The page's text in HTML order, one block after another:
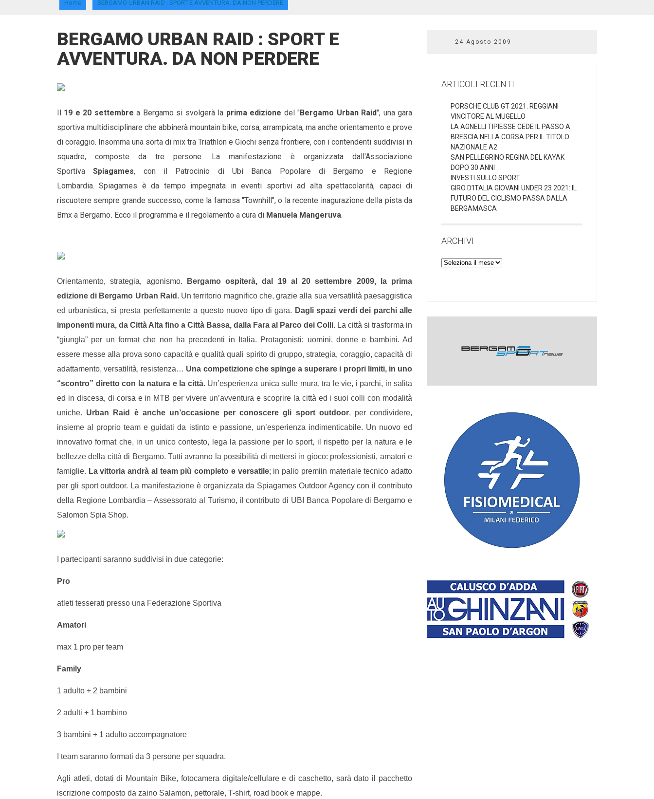
Home BERGAMO URBAN RAID : SPORT E AVVENTURA. DA NON PERDERE
BERGAMO URBAN RAID : SPORT E
AVVENTURA. DA NON PERDERE
Il 19 e 20 settembre a Bergamo si svolgerà la prima edizione del "Bergamo Urban Raid", una gara
sportiva multidisciplinare che abbinerà mountain bike, corsa, arrampicata, ma anche orientamento e prove
di coraggio. Insomma una sorta di mix tra Triathlon e Giochi senza frontiere, con i contendenti suddivisi in
squadre, composte da tre persone. La manifestazione è organizzata dall'Associazione
SportivaSpiagames, con il Patrocinio di Ubi Banca Popolare di Bergamo e Regione
Lombardia. Spiagames è da tempo impegnata in eventi sportivi ad alta spettacolarità, capaci di
riscuotere sempre grande successo, come la famosa "Townhill", o la recente inagurazione della pista da
Bmx a Bergamo. Ecco il programma e il regolamento a cura di Manuela Mangeruva.
Orientamento, strategia, agonismo.
Bergamo ospiterà, dal 19 al 20 settembre 2009, la prima
edizione di Bergamo Urban Raid.Un territorio magnifico che, grazie alla sua versatilità paesaggistica
ed urbanistica, si presta perfettamente a questo nuovo tipo di gara. Dagli spazi verdi dei parchi alle
imponenti mura, da Città Alta fino a Città Bassa, dalla Fara al Parco dei Colli. La città si trasforma in
“giungla” per un format che non ha precedenti in Italia. Protagonisti: uomini, donne e bambini. Ad
essere messe alla prova sono capacità e qualità quali spirito di gruppo, strategia, coraggio, capacità di
adattamento, versatilità, resistenza… Una competizione che spinge a superare i propri limiti, in uno
“scontro” diretto con la natura e la città. Un’esperienza unica sulle mura, tra le vie, i parchi, in salita
ed in discesa, di corsa e in MTB per vivere un’avventura e scoprire la città ed i suoi colli con modalità
uniche. Urban Raid è anche un’occasione per conoscere gli sport outdoor, per condividere,
insieme al proprio team e guidati da istinto e passione, un’esperienza indimenticabile. Un nuovo ed
innovativo format che, in un unico contesto, lega la passione per lo sport, il rispetto per la natura e le
bellezze della città di Bergamo. Tutti avranno la possibilità di mettersi in gioco: professionisti, amatori e
famiglie. La vittoria andrà al team più completo e versatile; in palio premiin materiale tecnico adatto
per gli sport outdoor. La manifestazione è organizzata da Spiagames Outdoor Agency con il contributo
della Regione Lombardia – Assessorato al Turismo, il contributo di UBI Banca Popolare di Bergamo e
Salomon Spia Shop.
I partecipanti saranno suddivisi in due categorie:
Pro
atleti tesserati presso una Federazione Sportiva
Amatori
max 1 pro per team
Family
1 adulto + 2 bambini
2 adulti + 1 bambino
3 bambini + 1 adulto accompagnatore
I team saranno formati da 3 persone per squadra.
Agli atleti, dotati di Mountain Bike, fotocamera digitale/cellulare e di caschetto, sarà dato il pacchetto
iscrizione composto da zaino Salamon, pettorale, T-shirt, road book e mappe.
24 Agosto 2009
ARTICOLI RECENTI
PORSCHE CLUB GT 2021. REGGIANI
VINCITORE AL MUGELLO
LA AGNELLI TIPIESSE CEDE IL PASSO A
BRESCIA NELLA CORSA PER IL TITOLO
NAZIONALE A2
SAN PELLEGRINO REGINA DEL KAYAK
DOPO 30 ANNI
INVESTI SULLO SPORT
GIRO D’ITALIA GIOVANI UNDER 23 2021: IL
FUTURO DEL CICLISMO PASSA DALLA
BERGAMASCA
ARCHIVI
Archivi